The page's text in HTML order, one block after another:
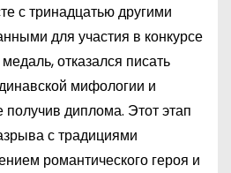
с тринадцатью другими
для участия в конкурсе
отказался писать
мифологии и
получив диплома. Этот этап
с традициями
романтического героя и